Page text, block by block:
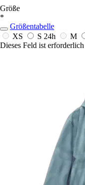
Größe
*
Größentabelle
XS
S 24h M
Dieses Feld ist erforderlich